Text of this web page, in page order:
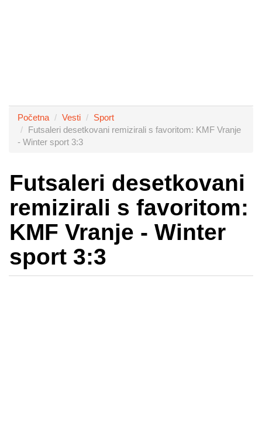
Početna Vesti
Sport
Futsaleri desetkovani remizirali s favoritom: KMF Vranje
- Winter sport 3:3
Futsaleri desetkovani
remizirali s favoritom:
KMF Vranje - Winter
sport 3:3